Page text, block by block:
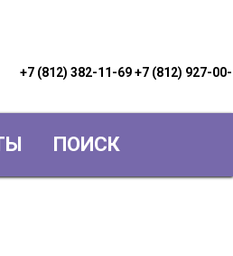
+7 (812) 382-11-69 +7 (812)
ПОИСК